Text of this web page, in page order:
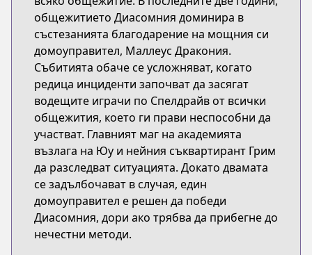
общежитието Диасомния доминира в
състезанията благодарение на мощния си
домоуправител, Маллеус Дракония.
Събитията обаче се усложняват, когато
редица инциденти започват да засягат
водещите играчи по Спелдрайв от всички
общежития, което ги прави неспособни да
участват. Главният маг на академията
възлага на Юу и нейния съквартирант Грим
да разследват ситуацията. Докато двамата
се задълбочават в случая, един
домоуправител е решен да победи
Диасомния, дори ако трябва да прибегне до
нечестни методи.